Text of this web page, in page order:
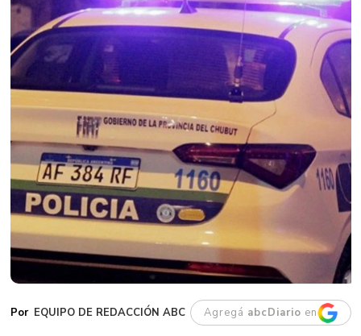
EQUIPO DE REDACCIÓN ABC Agregá abcDiario en